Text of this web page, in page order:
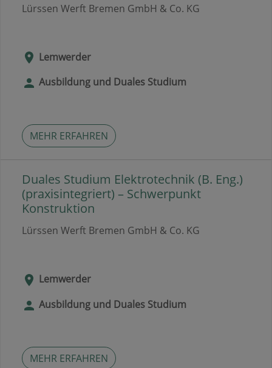
Lürssen Werft Bremen GmbH & Co. KG
Lemwerder
Ausbildung und Duales Studium
MEHR ERFAHREN
Duales Studium Elektrotechnik (B. Eng.)
(praxisintegriert) – Schwerpunkt
Konstruktion
Lürssen Werft Bremen GmbH & Co. KG
Lemwerder
Ausbildung und Duales Studium
MEHR ERFAHREN